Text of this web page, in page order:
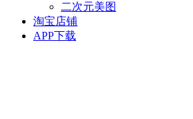
二次元美图
淘宝店铺
APP下载